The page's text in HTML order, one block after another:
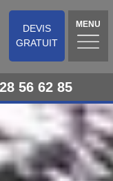
DEVIS
GRATUIT
MENU
56 62 85